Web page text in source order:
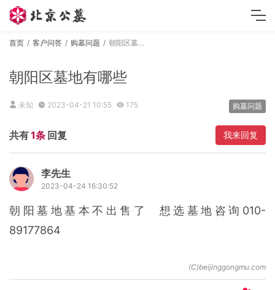
首页 客户问答 购墓问题 朝阳区墓地有哪些
朝阳区墓地有哪些
未知 2023-04-21 10:55 175 购墓问题
共有1条 回复 我来回复
李先生
2023-04-24 16:30:52
朝阳墓地基本不出售了 想选墓地咨询010-
89177864